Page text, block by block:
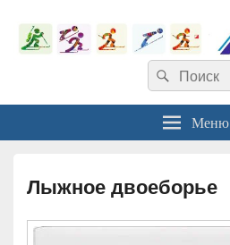
Найти:Поиск
Меню
Лыжное двоеборье